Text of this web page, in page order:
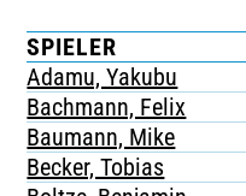
TICKETING
SPIELER
Adamu, Yakubu
Bachmann, Felix
Baumann, Mike
Becker, Tobias